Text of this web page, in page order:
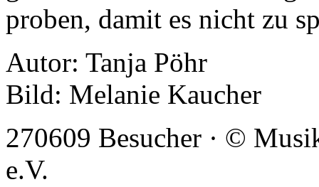
proben, damit es nicht zu
Autor: Tanja Pöhr
Bild: Melanie Kaucher
270609 Besucher · ©
e.V.